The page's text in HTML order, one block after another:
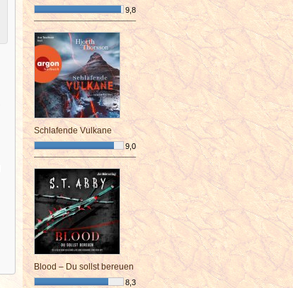
9,8
¯¯¯¯¯¯¯¯¯¯¯¯¯¯¯¯¯¯¯¯¯¯¯¯
Schlafende Vulkane
9,0
¯¯¯¯¯¯¯¯¯¯¯¯¯¯¯¯¯¯¯¯¯¯¯¯
Blood – Du sollst bereuen
8,3